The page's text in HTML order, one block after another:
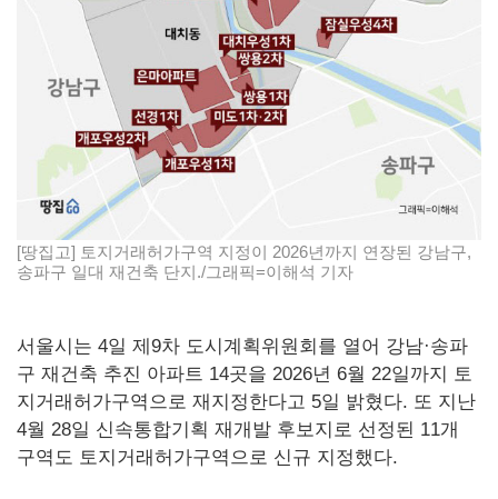
[땅집고] 토지거래허가구역 지정이 2026년까지 연장된 강남구,
송파구 일대 재건축 단지./그래픽=이해석 기자
서울시는 4일 제9차 도시계획위원회를 열어 강남·송파
구 재건축 추진 아파트 14곳을 2026년 6월 22일까지 토
지거래허가구역으로 재지정한다고 5일 밝혔다. 또 지난
4월 28일 신속통합기획 재개발 후보지로 선정된 11개
구역도 토지거래허가구역으로 신규 지정했다.